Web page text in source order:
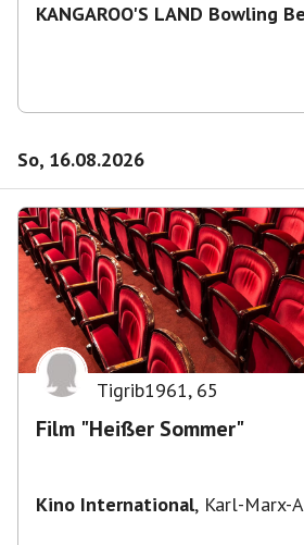
KANGAROO'S LAND Bowling
So, 16.08.2026
Tigrib1961, 65
Film "Heißer Sommer"
Kino International, Karl-Marx-